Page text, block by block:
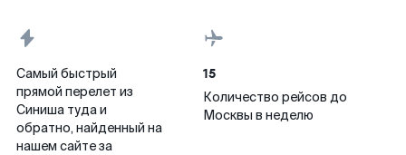
Самый быстрый
прямой перелет из
Синиша туда и
обратно, найденный на
нашем сайте за
15
Количество рейсов до
Москвы в неделю